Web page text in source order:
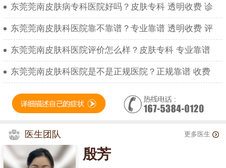
东莞莞南皮肤病专科医院好吗？皮肤专科 透明收费 诊
东莞莞南皮肤科医院靠不靠谱？专业靠谱 透明收费 评
东莞莞南皮肤科医院评价怎么样？皮肤专科 专业靠谱
东莞莞南皮肤科医院是不是正规医院？正规靠谱 收费
医生团队 更多医生
殷芳